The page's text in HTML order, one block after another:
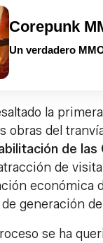
Corepunk
Un verdadero
la
obras del
de
de
económica
generación
se ha